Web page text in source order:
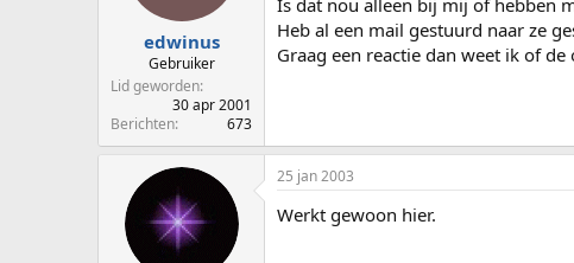
r
e
r
m
edwinus
Gebruiker
Lid geworden
30 apr 2001
Berichten
673
Heb al een mail gestuurd naar ze
Graag een reactie dan weet ik of
25 jan 2003
Werkt gewoon hier.